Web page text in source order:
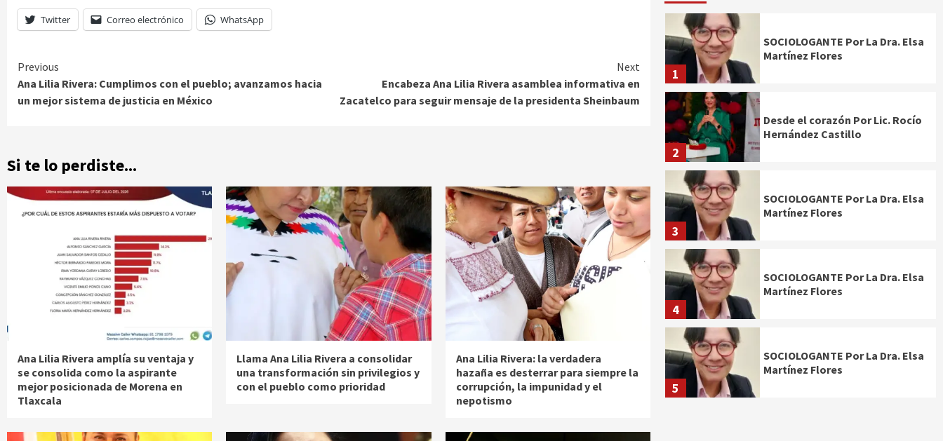
Twitter Correo electrónico WhatsApp
Continue
Reading
Previous
Ana Lilia Rivera: Cumplimos con el pueblo; avanzamos hacia
un mejor sistema de justicia en México
Next
Encabeza Ana Lilia Rivera asamblea informativa en
Zacatelco para seguir mensaje de la presidenta Sheinbaum
Si te lo perdiste...
Ana Lilia Rivera amplía su ventaja y
se consolida como la aspirante
mejor posicionada de Morena en
Tlaxcala
Llama Ana Lilia Rivera a consolidar
una transformación sin privilegios y
con el pueblo como prioridad
Ana Lilia Rivera: la verdadera
hazaña es desterrar para siempre la
corrupción, la impunidad y el
nepotismo
1
SOCIOLOGANTE Por La Dra. Elsa
Martínez Flores
2
Desde el corazón Por Lic. Rocío
Hernández Castillo
3
SOCIOLOGANTE Por La Dra. Elsa
Martínez Flores
4
SOCIOLOGANTE Por La Dra. Elsa
Martínez Flores
5
SOCIOLOGANTE Por La Dra. Elsa
Martínez Flores